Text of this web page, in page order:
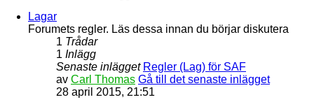
Lagar
Forumets regler. Läs dessa innan du börjar diskutera
1 Trådar
1 Inlägg
Senaste inlägget Regler (Lag) för SAF
av Carl Thomas Gå till det senaste inlägget
28 april 2015, 21:51